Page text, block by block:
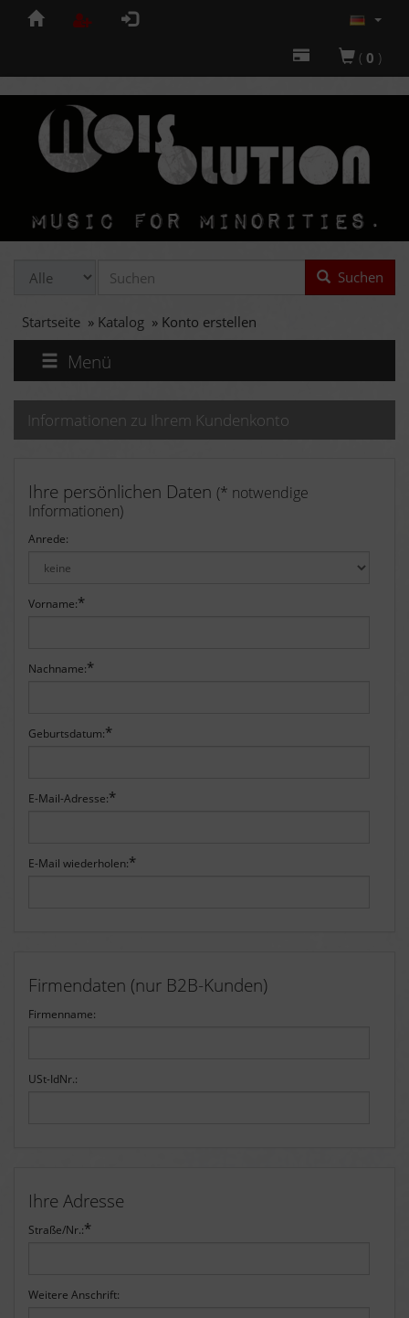
( 0 )
Suchen
Startseite » Katalog » Konto erstellen
Menü
Informationen zu Ihrem Kundenkonto
Ihre persönlichen Daten (* notwendige
Informationen)
Anrede:
Vorname:*
Nachname:*
Geburtsdatum:*
E-Mail-Adresse:*
E-Mail wiederholen:*
Firmendaten (nur B2B-Kunden)
Firmenname:
USt-IdNr.:
Ihre Adresse
Straße/Nr.:*
Weitere Anschrift: